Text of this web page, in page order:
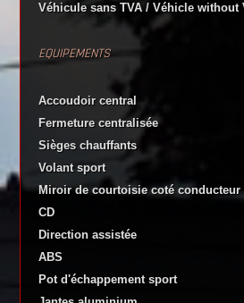
Véhicule sans TVA / Véhicle without
EQUIPEMENTS
Accoudoir central
Fermeture centralisée
Sièges chauffants
Volant sport
Miroir de courtoisie coté conducteur
CD
Direction assistée
ABS
Pot d'échappement sport